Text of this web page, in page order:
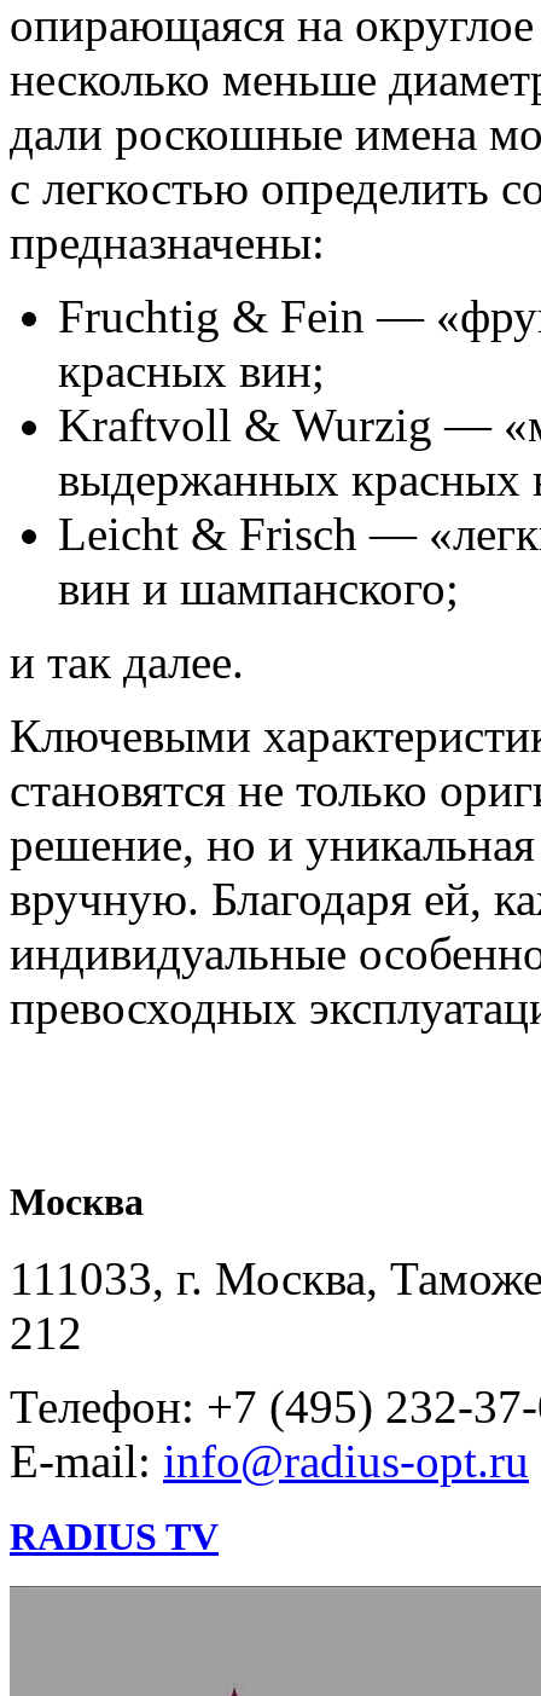
опирающаяся на
несколько меньше
дали роскошные имена
с легкостью определить
предназначены:
Fruchtig & Fein —
красных вин;
Kraftvoll & Wurzig —
выдержанных красных
Leicht & Frisch —
вин и шампанского;
и так далее.
Ключевыми
становятся не только
решение, но и
вручную. Благодаря ей,
индивидуальные
превосходных
Москва
111033, г. Москва,
212
Телефон: +7 (495) 232-
E-mail: info@radius-opt.ru
RADIUS TV